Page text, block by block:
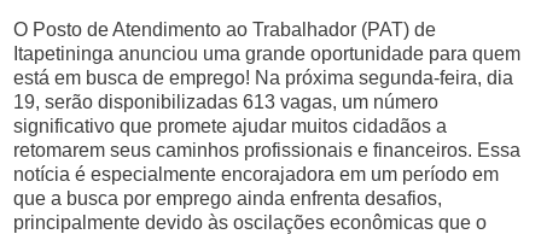
O Posto de Atendimento ao Trabalhador (PAT) de
Itapetininga anunciou uma grande oportunidade para quem
está em busca de emprego! Na próxima segunda-feira, dia
19, serão disponibilizadas 613 vagas, um número
significativo que promete ajudar muitos cidadãos a
retomarem seus caminhos profissionais e financeiros. Essa
notícia é especialmente encorajadora em um período em
que a busca por emprego ainda enfrenta desafios,
principalmente devido às oscilações econômicas que o